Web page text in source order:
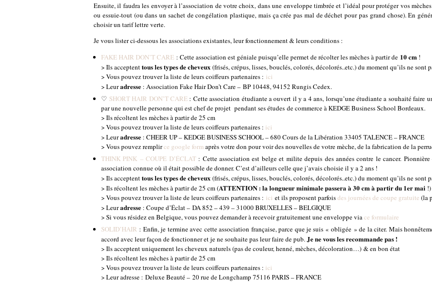
Ensuite, il faudra les envoyer à l’association de votre choix, dans une enveloppe timbrée et l’idéal pour protéger vos
ou essuie-tout (ou dans un sachet de congélation plastique, mais ça crée pas mal de déchet pour pas grand chose). En
choisir un tarif lettre verte.
Je vous lister ci-dessous les associations existantes, leur fonctionnement & leurs conditions :
FAKE HAIR DON’T CARE : Cette association est géniale puisqu’elle permet de récolter les mèches à partir de 10 cm !
> Ils acceptenttous les types de cheveux (frisés, crépus, lisses, bouclés, colorés, décolorés..etc.) du moment qu’ils ne sont
> Vous pouvez trouver la liste de leurs coiffeurs partenaires : ici
> Leuradresse : Association Fake Hair Don’t Care – BP 10448, 94152 Rungis Cedex.
♡ SHORT HAIR DON’T CARE: Cette association étudiante a ouvert il y a 4 ans, lorsqu’une étudiante a souhaité faire
par une nouvelle personne qui est chef de projet pendant ses études de commerce à KEDGE Business School Bordeaux.
> Ils récoltent les mèches à partir de 25 cm
> Vous pouvez trouver la liste de leurs coiffeurs partenaires : ici
> Leuradresse : CHEER UP – KEDGE BUSINESS SCHOOL – 680 Cours de la Libération 33405 TALENCE – FRANCE
> Vous pouvez remplirce google formaprès votre don pour voir des nouvelles de votre mèche, de la fabrication de la
THINK PINK – COUPE D’ÉCLAT: Cette association est belge et milite depuis des années contre le cancer.
association connue où il était possible de donner. C’est d’ailleurs celle que j’avais choisie il y a 2 ans !
> Ils acceptenttous les types de cheveux (frisés, crépus, lisses, bouclés, colorés, décolorés..etc.) du moment qu’ils ne sont
> Ils récoltent les mèches à partir de 25 cm (ATTENTION : la longueur minimale passera à 30 cm à partir du 1er mai !)
> Vous pouvez trouver la liste de leurs coiffeurs partenaires : ici et ils proposent parfoisdes journées de coupe gratuite (la
> Leuradresse : Coupe d’Éclat – DA 852 – 439 – 31000 BRUXELLES – BELGIQUE
> Si vous résidez en Belgique, vous pouvez demander à recevoir gratuitement une enveloppe viace formulaire
SOLID’HAIR : Enfin, je termine avec cette association française, parce que je suis « obligée » de la citer. Mais
accord avec leur façon de fonctionner et je ne souhaite pas leur faire de pub.Je ne vous les recommande pas !
> Ils acceptent uniquement les cheveux naturels (pas de couleur, henné, mèches, décoloration…) & en bon état
> Ils récoltent les mèches à partir de 25 cm
> Vous pouvez trouver la liste de leurs coiffeurs partenaires : ici
> Leur adresse : Deluxe Beauté – 20 rue de Longchamp 75116 PARIS – FRANCE